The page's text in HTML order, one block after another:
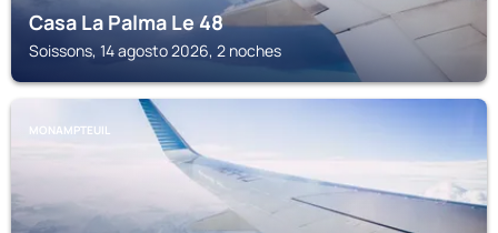
Casa La Palma Le 48
Soissons, 14 agosto 2026, 2 noches
MONAMPTEUIL